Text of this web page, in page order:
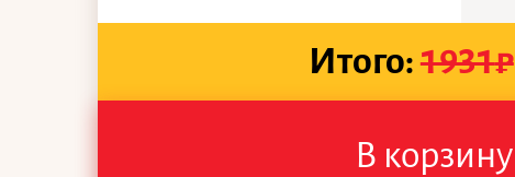
Итого:1931₽
В корзину